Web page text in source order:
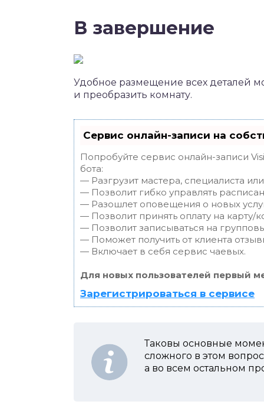
В завершение
Удобное размещение всех деталей
и преобразить комнату.
Сервис онлайн-записи на
Попробуйте сервис онлайн-записи
бота:
— Разгрузит мастера, специалиста
— Позволит гибко управлять
— Разошлет оповещения о новых
— Позволит принять оплату на карту/
— Позволит записываться на
— Поможет получить от клиента
— Включает в себя сервис чаевых.
Для новых пользователей первый
Зарегистрироваться в сервисе
Таковы основные
сложного в этом
а во всем остальном